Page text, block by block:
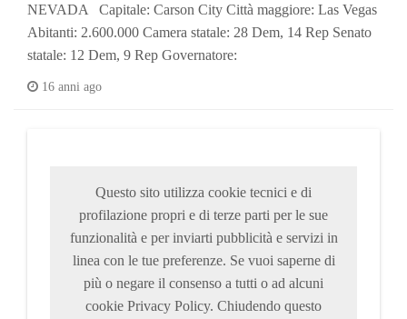
NEVADA Capitale: Carson City Città maggiore: Las Vegas
Abitanti: 2.600.000 Camera statale: 28 Dem, 14 Rep Senato
statale: 12 Dem, 9 Rep Governatore:
16 anni ago
Questo sito utilizza cookie tecnici e di
profilazione propri e di terze parti per le sue
funzionalità e per inviarti pubblicità e servizi in
linea con le tue preferenze. Se vuoi saperne di
più o negare il consenso a tutti o ad alcuni
cookie Privacy Policy. Chiudendo questo